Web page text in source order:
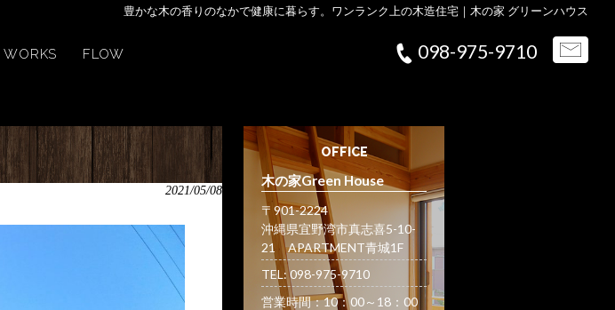
豊かな木の香りのなかで健康に暮らす。ワンランク上の木造住宅｜木の家 グリーンハウス
098-975-9710
WORKS FLOW
2021/05/08
OFFICE
木の家Green House
〒901-2224
沖縄県宜野湾市真志喜5-10-
21 APARTMENT青城1F
TEL: 098-975-9710
営業時間：10：00～18：00